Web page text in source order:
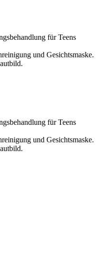
für Teens
und Gesichtsmaske.
für Teens
und Gesichtsmaske.